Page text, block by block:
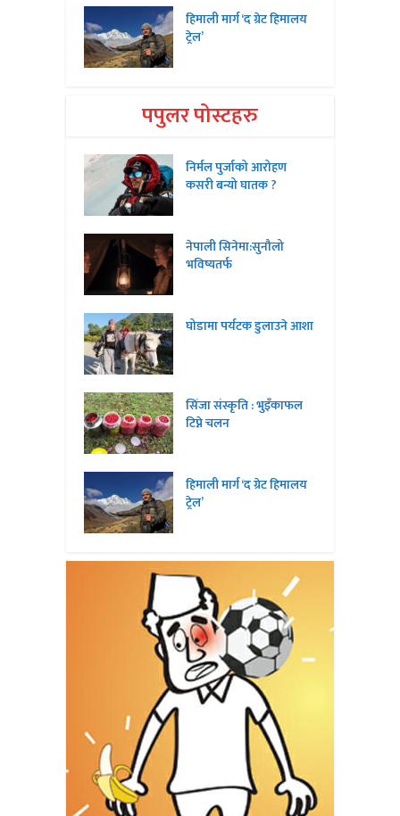
हिमाली मार्ग ‘द ग्रेट हिमालय
ट्रेल’
पपुलर पोस्टहरु
निर्मल पुर्जाको आरोहण
कसरी बन्यो घातक ?
नेपाली सिनेमा:सुनौलो
भविष्यतर्फ
घोडामा पर्यटक डुलाउने आशा
सिंजा संस्कृति : भुइँकाफल
टिप्ने चलन
हिमाली मार्ग ‘द ग्रेट हिमालय
ट्रेल’